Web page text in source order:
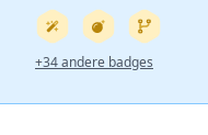
+34 andere badges